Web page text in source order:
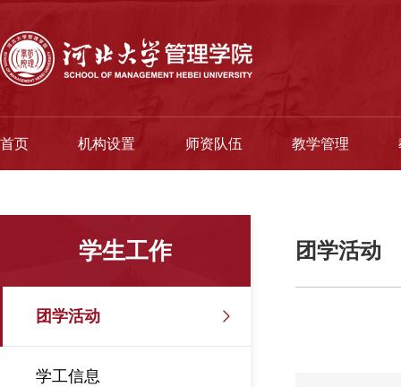
首页 机构设置 师资队伍 教学管理
学生工作
团学活动
学工信息
团学活动